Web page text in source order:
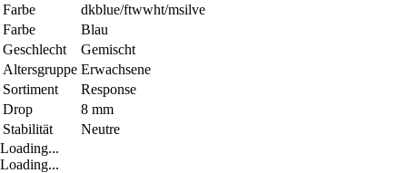
Farbe
dkblue/ftwwht/msilve
Farbe
Blau
Geschlecht
Gemischt
Altersgruppe Erwachsene
Sortiment
Response
Drop
8 mm
Stabilität
Neutre
Loading...
Loading...